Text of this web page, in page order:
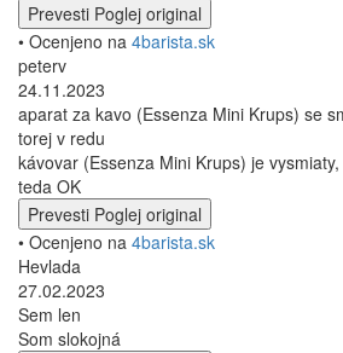
Prevesti Poglej original
• Ocenjeno na 4barista.sk
peterv
24.11.2023
aparat za kavo (Essenza Mini Krups) se
torej v redu
kávovar (Essenza Mini Krups) je
teda OK
Prevesti Poglej original
• Ocenjeno na 4barista.sk
Hevlada
27.02.2023
Sem len
Som slokojná